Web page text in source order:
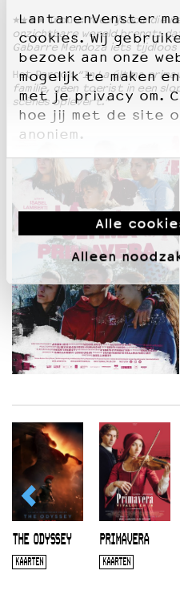
LantarenVenster
cookies. Wij
bezoek aan onze
mogelijk te maken
met je privacy om.
hoe jij met de site
anoniem.
Alle
Alleen
★★★★ Trouw:“de rijkdom die
onzichtbare wereld brengt:
Gabarre Mendoza iets
Het Parool:“In La última
familie, geen toerist in een
scènes oplevert.”
THE ODYSSEY
KAARTEN
PRIMAVERA
KAARTEN